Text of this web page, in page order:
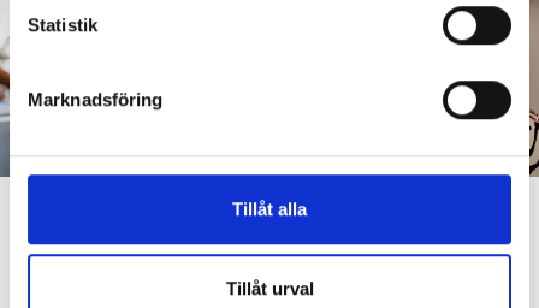
e
s
v
Statistik
Marknadsföring
Tillåt alla
Tillåt urval
”Att ställa krav är inte elakt”
DEBATT”Att ställa krav är inte elakt. Att vara schysst är inte alltid
snällt. Många gånger är det bara ett svek”, skriver Ulrica Björkblom